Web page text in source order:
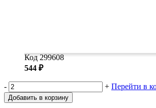
Код 299608
544 ₽
- + Перейти в
Добавить в корзину